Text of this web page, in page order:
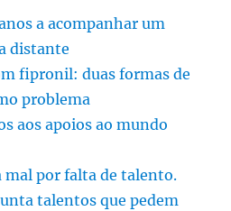
a acompanhar um
distante
fipronil: duas formas de
problema
aos apoios ao mundo
mal por falta de talento.
talentos que pedem